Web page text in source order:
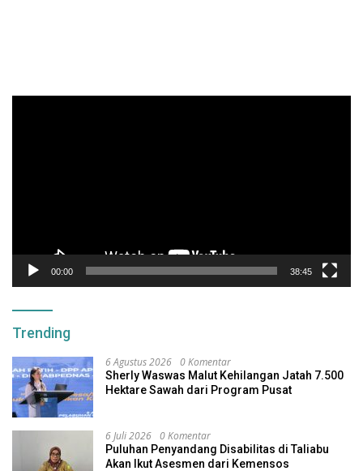
00:00 38:45
Trending
6 Agustus 2026 0 Komentar
Sherly Waswas Malut Kehilangan Jatah 7.500
Hektare Sawah dari Program Pusat
6 Juli 2026 0 Komentar
Puluhan Penyandang Disabilitas di Taliabu
Akan Ikut Asesmen dari Kemensos